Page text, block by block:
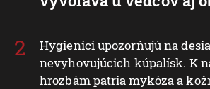
Hygienici upozorňujú na
nevyhovujúcich kúpalísk. K
hrozbám patria mykóza a